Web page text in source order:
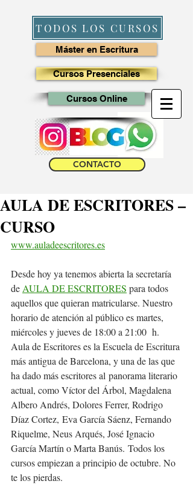
TODOS LOS CURSOS
Máster en Escritura
Cursos Presenciales
Cursos Online
CONTACTO
AULA DE ESCRITORES –
CURSO
www.auladeescritores.es
Desde hoy ya tenemos abierta la secretaría
de AULA DE ESCRITORES para todos
aquellos que quieran matricularse. Nuestro
horario de atención al público es martes,
miércoles y jueves de 18:00 a 21:00  h.
Aula de Escritores es la Escuela de Escritura
más antigua de Barcelona, y una de las que
ha dado más escritores al panorama literario
actual, como Víctor del Árbol, Magdalena
Albero Andrés, Dolores Ferrer, Rodrigo
Díaz Cortez, Eva García Sáenz, Fernando
Riquelme, Neus Arqués, José Ignacio
García Martín o Marta Banús. Todos los
cursos empiezan a principio de octubre. No
te los pierdas.